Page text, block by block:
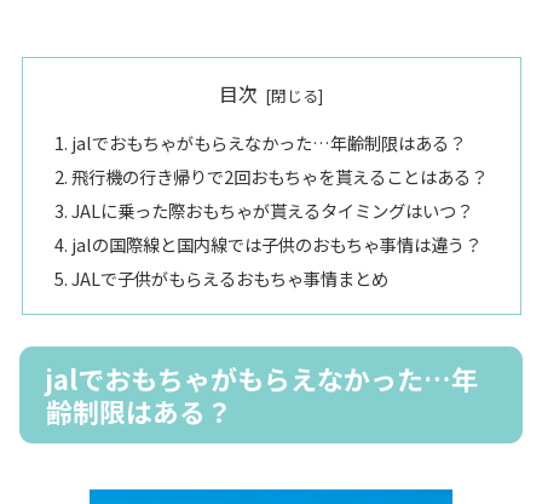
目次
jalでおもちゃがもらえなかった…年齢制限はある？
飛行機の行き帰りで2回おもちゃを貰えることはある？
JALに乗った際おもちゃが貰えるタイミングはいつ？
jalの国際線と国内線では子供のおもちゃ事情は違う？
JALで子供がもらえるおもちゃ事情まとめ
jalでおもちゃがもらえなかった…年
齢制限はある？